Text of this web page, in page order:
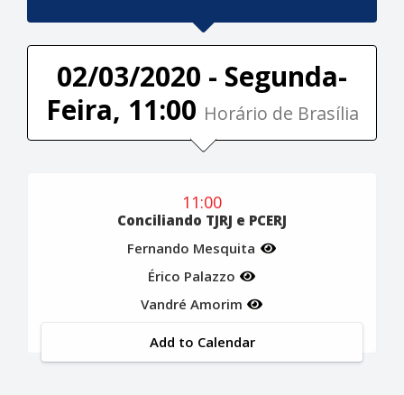
02/03/2020 - Segunda-
Feira, 11:00 Horário de Brasília
11:00
Conciliando TJRJ e PCERJ
Fernando Mesquita
Érico Palazzo
Vandré Amorim
Add to Calendar